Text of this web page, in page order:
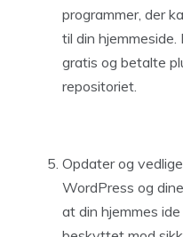
programmer, der
til din
gratis og betalte
repositoriet.
Opdater og
WordPress og
at din hjemmes